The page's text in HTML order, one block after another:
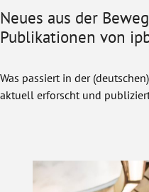
Neues aus der
Publikationen von
Was passiert in der
aktuell erforscht und